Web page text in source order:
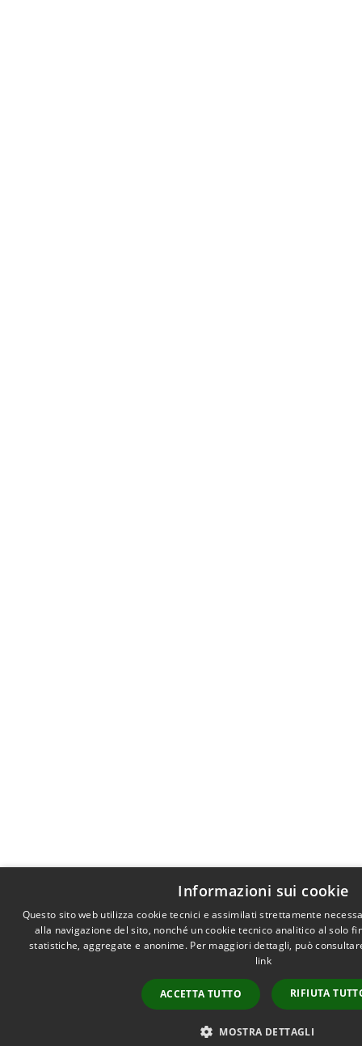
Informazioni sui cookie
Questo sito web utilizza cookie tecnici e assimilati strettamente
alla navigazione del sito, nonché un cookie tecnico analitico al solo
statistiche, aggregate e anonime. Per maggiori dettagli, può
link
ACCETTA TUTTO RIFIUTA
MOSTRA DETTAGLI